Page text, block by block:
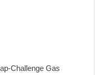
Challenge Gas